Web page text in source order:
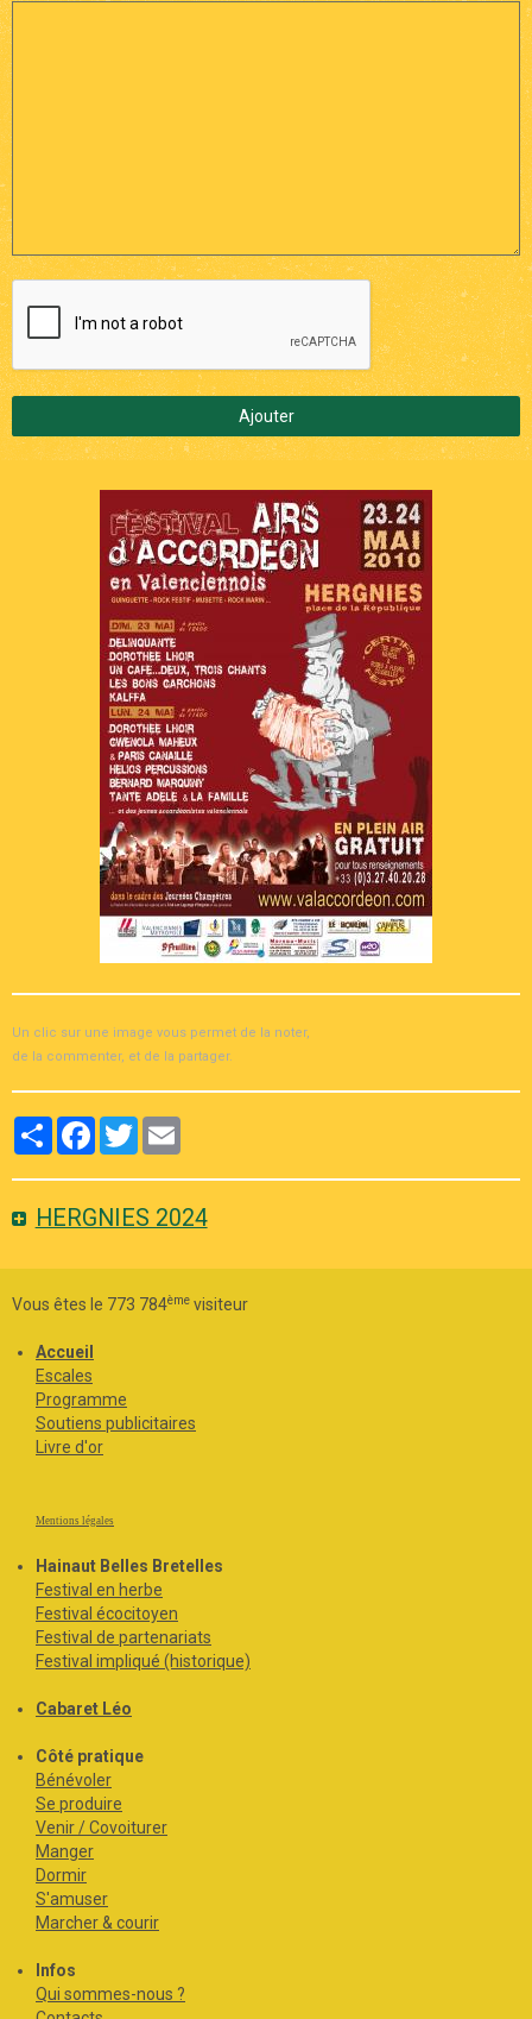
Ajouter
Un clic sur une image vous permet de la noter,
de la commenter, et de la partager.
PartagerFacebook
Twitter
HERGNIES 2024
Vous êtes le 773 784ème visiteur
Accueil
Escales
Programme
Soutiens publicitaires
Livre d'or
Mentions légales
Hainaut Belles Bretelles
Festival en herbe
Festival écocitoyen
Festival de partenariats
Festival impliqué (historique)
Cabaret Léo
Côté pratique
Bénévoler
Se produire
Venir / Covoiturer
Manger
Dormir
S'amuser
Marcher & courir
Infos
Qui sommes-nous ?